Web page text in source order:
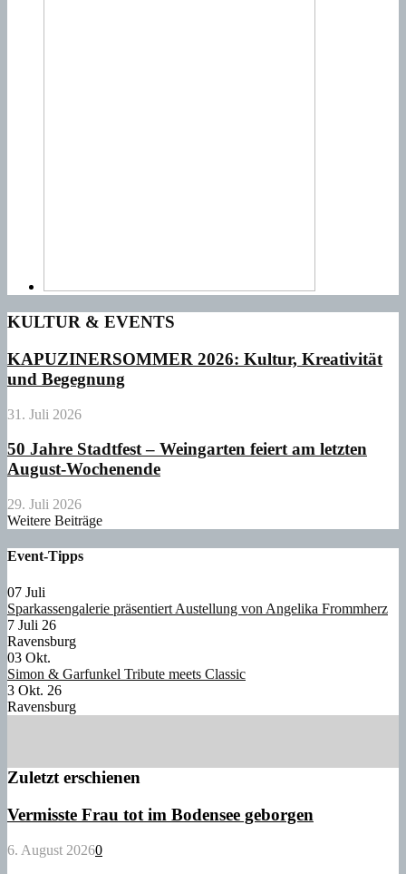
KULTUR & EVENTS
KAPUZINERSOMMER 2026: Kultur, Kreativität
und Begegnung
31. Juli 2026
50 Jahre Stadtfest – Weingarten feiert am letzten
August-Wochenende
29. Juli 2026
Weitere Beiträge
Event-Tipps
07 Juli
Sparkassengalerie präsentiert Austellung von Angelika Frommherz
7 Juli 26
Ravensburg
03 Okt.
Simon & Garfunkel Tribute meets Classic
3 Okt. 26
Ravensburg
Zuletzt erschienen
Vermisste Frau tot im Bodensee geborgen
6. August 20260